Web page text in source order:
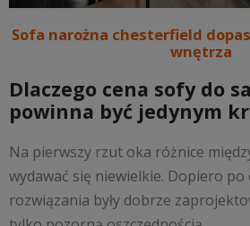
Sofa narożna chesterfield
wnętrza
Dlaczego cena sofy do
powinna być jedynym
Na pierwszy rzut oka różnice
wydawać się niewielkie. Dopiero po
rozwiązania były dobrze